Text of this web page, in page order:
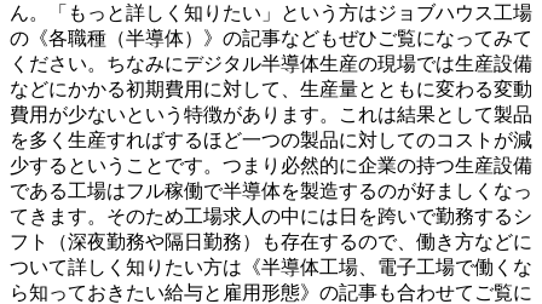
ん。「もっと詳しく知りたい」という方はジョブハウス工場
の《各職種（半導体）》の記事などもぜひご覧になってみて
ください。ちなみにデジタル半導体生産の現場では生産設備
などにかかる初期費用に対して、生産量とともに変わる変動
費用が少ないという特徴があります。これは結果として製品
を多く生産すればするほど一つの製品に対してのコストが減
少するということです。つまり必然的に企業の持つ生産設備
である工場はフル稼働で半導体を製造するのが好ましくなっ
てきます。そのため工場求人の中には日を跨いで勤務するシ
フト（深夜勤務や隔日勤務）も存在するので、働き方などに
ついて詳しく知りたい方は《半導体工場、電子工場で働くな
ら知っておきたい給与と雇用形態》の記事も合わせてご覧に